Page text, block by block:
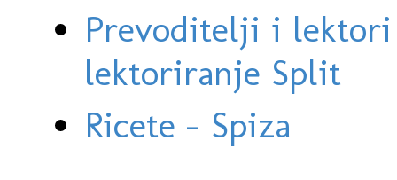
Prevoditelji i
lektoriranje Split
Ricete - Spiza